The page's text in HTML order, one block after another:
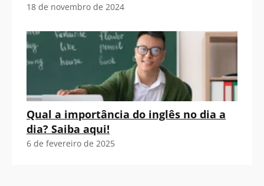
18 de novembro de 2024
Qual a importância do inglês no dia a
dia? Saiba aqui!
6 de fevereiro de 2025